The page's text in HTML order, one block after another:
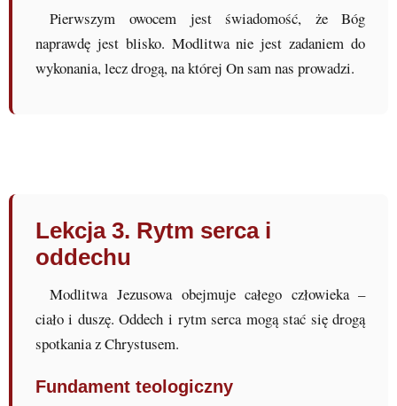
Pierwszym owocem jest świadomość, że Bóg
naprawdę jest blisko. Modlitwa nie jest zadaniem do
wykonania, lecz drogą, na której On sam nas prowadzi.
Lekcja 3. Rytm serca i
oddechu
Modlitwa Jezusowa obejmuje całego człowieka –
ciało i duszę. Oddech i rytm serca mogą stać się drogą
spotkania z Chrystusem.
Fundament teologiczny